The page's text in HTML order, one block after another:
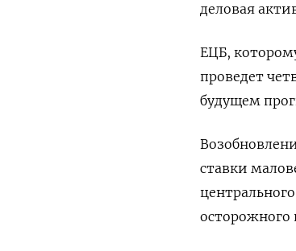
деловая
ЕЦБ,
проведет
будущем
ставки
осторожного